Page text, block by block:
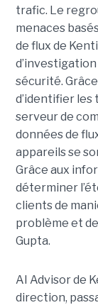
trafic. Le
menaces
de flux de
sécurité.
d’identifier les
serveur de
données de
appareils se
Grâce aux
déterminer
clients de
problème et de
Gupta.
AI Advisor de
direction,